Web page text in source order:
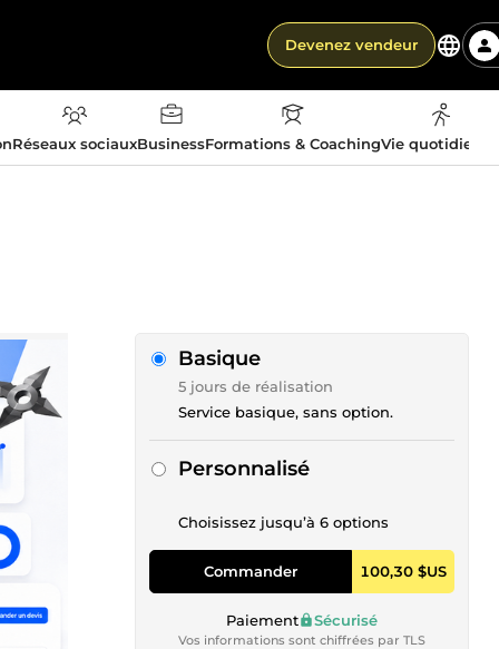
Devenez vendeur
Réseaux sociauxBusinessFormations & CoachingVie
Basique
5 jours de réalisation
Service basique, sans option.
Personnalisé
Choisissez jusqu’à 6 options
Commander 100,30 $US
Paiement Sécurisé
Vos informations sont chiffrées par TLS